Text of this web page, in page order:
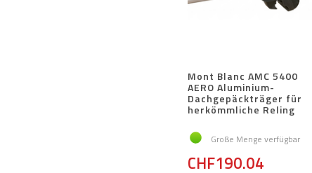
Mont Blanc AMC 5400
AERO Aluminium-
Dachgepäckträger für
herkömmliche Reling
Große Menge verfügbar
CHF190.04